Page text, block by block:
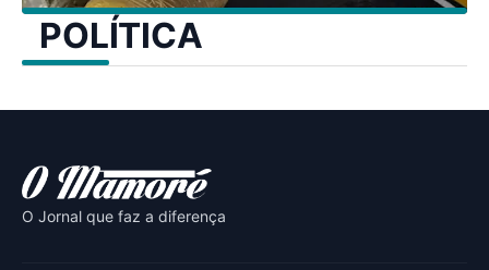
POLÍTICA
O Jornal que faz a diferença